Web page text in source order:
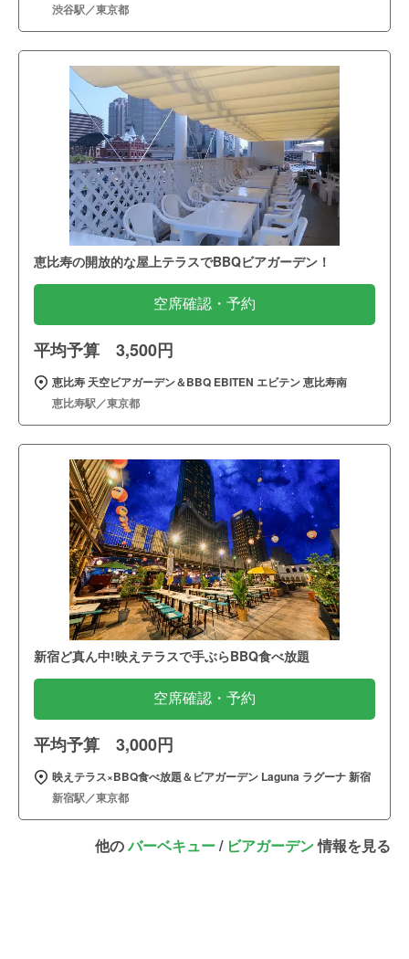
渋谷駅／東京都
恵比寿の開放的な屋上テラスでBBQビアガーデン！
空席確認・予約
平均予算 3,500円
恵比寿 天空ビアガーデン＆BBQ EBITEN エビテン 恵比寿南
恵比寿駅／東京都
新宿ど真ん中!映えテラスで手ぶらBBQ食べ放題
空席確認・予約
平均予算 3,000円
映えテラス×BBQ食べ放題＆ビアガーデン Laguna ラグーナ 新宿
新宿駅／東京都
他のバーベキュー/ ビアガーデン情報を見る